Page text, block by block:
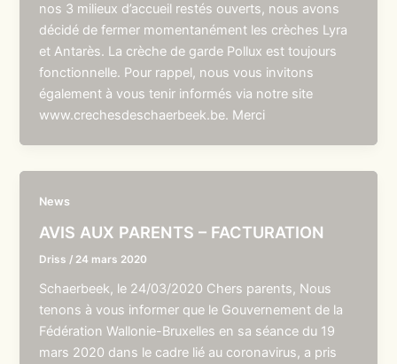
nos 3 milieux d’accueil restés ouverts, nous avons
décidé de fermer momentanément les crèches Lyra
et Antarès. La crèche de garde Pollux est toujours
fonctionnelle. Pour rappel, nous vous invitons
également à vous tenir informés via notre site
www.crechesdeschaerbeek.be. Merci
News
AVIS AUX PARENTS – FACTURATION
Driss / 24 mars 2020
Schaerbeek, le 24/03/2020 Chers parents, Nous
tenons à vous informer que le Gouvernement de la
Fédération Wallonie-Bruxelles en sa séance du 19
mars 2020 dans le cadre lié au coronavirus, a pris